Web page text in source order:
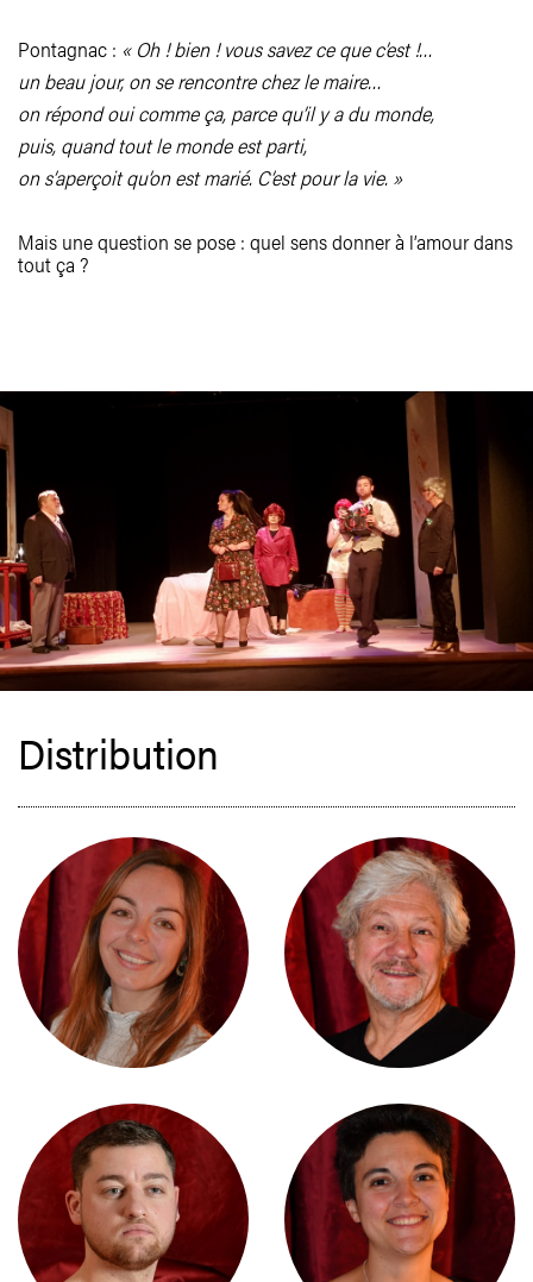
Pontagnac : « Oh ! bien ! vous savez ce que c’est !…
un beau jour, on se rencontre chez le maire…
on répond oui comme ça, parce qu’il y a du monde,
puis, quand tout le monde est parti,
on s’aperçoit qu’on est marié. C’est pour la vie. »
Mais une question se pose : quel sens donner à l’amour dans
tout ça ?
Distribution
MARIE-CAROLINE ANTHERIOU ALAIN BERTHOUD
JÉRÔME DIEZ VANESSA GUGLIELMI